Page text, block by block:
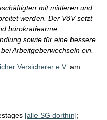
mit mittleren und
werden. Der VöV setzt
bürokratiearme
sowie für eine bessere
Arbeitgeberwechseln ein.
Versicherer e.V. am
[alle SG dorthin];